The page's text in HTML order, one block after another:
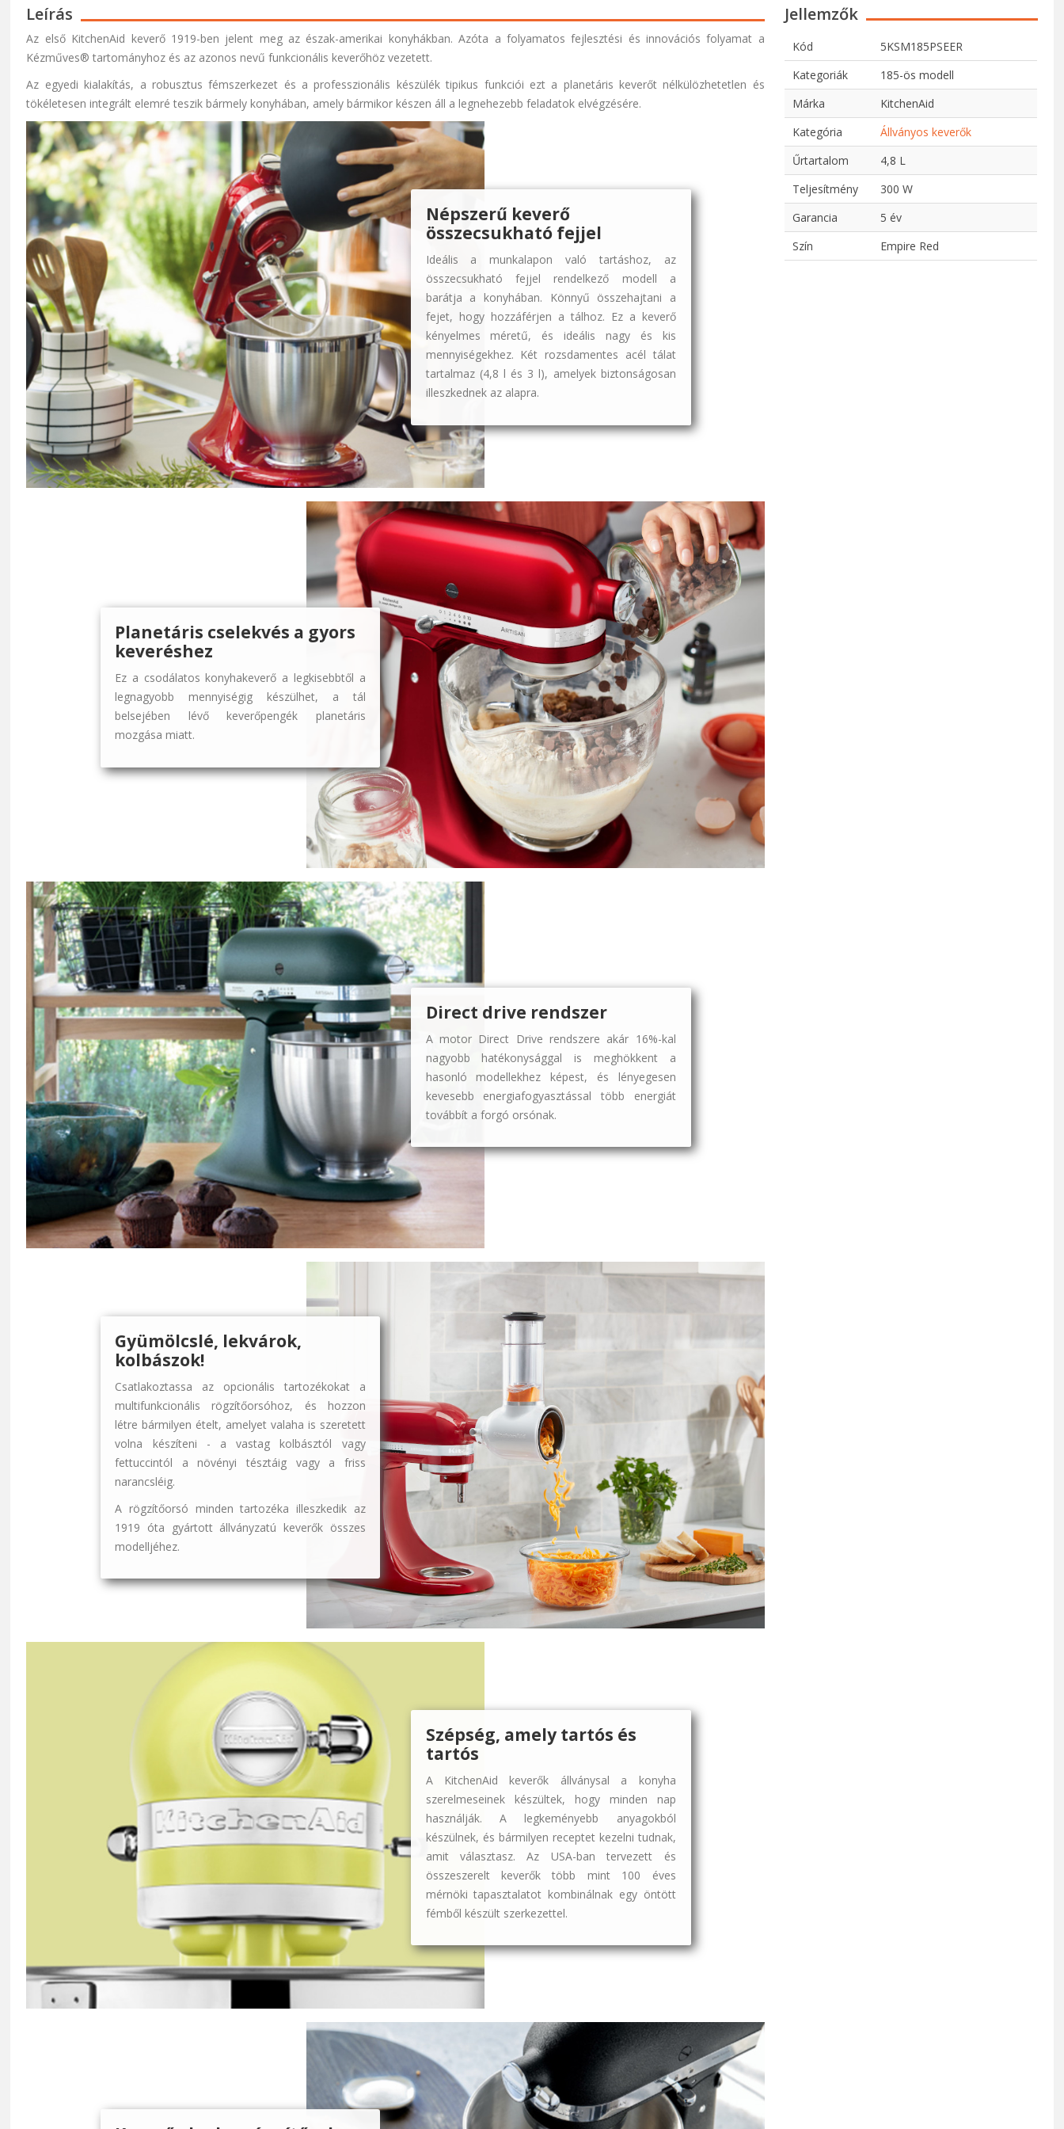
Leírás
Az első KitchenAid keverő 1919-ben jelent meg az észak-amerikai konyhákban. Azóta a folyamatos fejlesztési és innovációs folyamat a
Kézműves® tartományhoz és az azonos nevű funkcionális keverőhöz vezetett.
Az egyedi kialakítás, a robusztus fémszerkezet és a professzionális készülék tipikus funkciói ezt a planetáris keverőt nélkülözhetetlen és
tökéletesen integrált elemré teszik bármely konyhában, amely bármikor készen áll a legnehezebb feladatok elvégzésére.
Népszerű keverő
összecsukható fejjel
Ideális a munkalapon való tartáshoz, az
összecsukható fejjel rendelkező modell a
barátja a konyhában. Könnyű összehajtani a
fejet, hogy hozzáférjen a tálhoz. Ez a keverő
kényelmes méretű, és ideális nagy és kis
mennyiségekhez. Két rozsdamentes acél tálat
tartalmaz (4,8 l és 3 l), amelyek biztonságosan
illeszkednek az alapra.
Planetáris cselekvés a gyors
keveréshez
Ez a csodálatos konyhakeverő a legkisebbtől a
legnagyobb mennyiségig készülhet, a tál
belsejében lévő keverőpengék planetáris
mozgása miatt.
Direct drive rendszer
A motor Direct Drive rendszere akár 16%-kal
nagyobb hatékonysággal is meghökkent a
hasonló modellekhez képest, és lényegesen
kevesebb energiafogyasztással több energiát
továbbít a forgó orsónak.
Gyümölcslé, lekvárok,
kolbászok!
Csatlakoztassa az opcionális tartozékokat a
multifunkcionális rögzítőorsóhoz, és hozzon
létre bármilyen ételt, amelyet valaha is szeretett
volna készíteni - a vastag kolbásztól vagy
fettuccintól a növényi tésztáig vagy a friss
narancsléig.
A rögzítőorsó minden tartozéka illeszkedik az
1919 óta gyártott állványzatú keverők összes
modelljéhez.
Szépség, amely tartós és
tartós
A KitchenAid keverők állványsal a konyha
szerelmeseinek készültek, hogy minden nap
használják. A legkeményebb anyagokból
készülnek, és bármilyen receptet kezelni tudnak,
amit választasz. Az USA-ban tervezett és
összeszerelt keverők több mint 100 éves
mérnöki tapasztalatot kombinálnak egy öntött
fémből készült szerkezettel.
Jellemzők
Kód
5KSM185PSEER
Kategoriák
185-ös modell
Márka
KitchenAid
Kategória
Állványos keverők
Űrtartalom
4,8 L
Teljesítmény
300 W
Garancia
5 év
Szín
Empire Red